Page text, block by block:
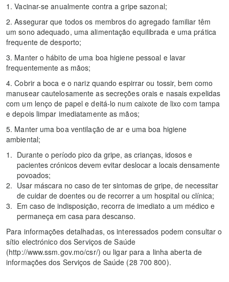
1. Vacinar-se anualmente contra a gripe sazonal;
2. Assegurar que todos os membros do agregado familiar têm
um sono adequado, uma alimentação equilibrada e uma prática
frequente de desporto;
3. Manter o hábito de uma boa higiene pessoal e lavar
frequentemente as mãos;
4. Cobrir a boca e o nariz quando espirrar ou tossir, bem como
manusear cautelosamente as secreções orais e nasais expelidas
com um lenço de papel e deitá-lo num caixote de lixo com tampa
e depois limpar imediatamente as mãos;
5. Manter uma boa ventilação de ar e uma boa higiene
ambiental;
Durante o período pico da gripe, as crianças, idosos e
pacientes crónicos devem evitar deslocar a locais densamente
povoados;
Usar máscara no caso de ter sintomas de gripe, de necessitar
de cuidar de doentes ou de recorrer a um hospital ou clínica;
Em caso de indisposição, recorra de imediato a um médico e
permaneça em casa para descanso.
Para informações detalhadas, os interessados podem consultar o
sítio electrónico dos Serviços de Saúde
(http://www.ssm.gov.mo/csr/) ou ligar para a linha aberta de
informações dos Serviços de Saúde (28 700 800).